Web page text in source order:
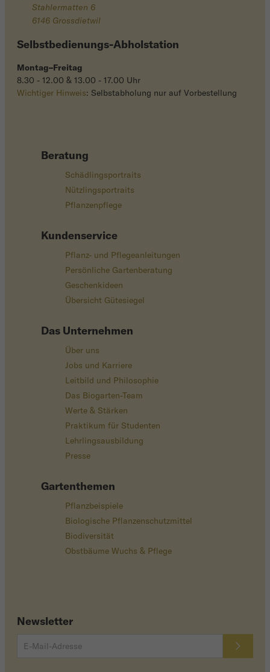
Beratung
Schädlingsportraits
Nützlingsportraits
Pflanzenpflege
Kundenservice
Pflanz- und Pflegeanleitungen
Persönliche Gartenberatung
Geschenkideen
Übersicht Gütesiegel
Das Unternehmen
Über uns
Jobs und Karriere
Leitbild und Philosophie
Das Biogarten-Team
Werte & Stärken
Praktikum für Studenten
Lehrlingsausbildung
Presse
Gartenthemen
Pflanzbeispiele
Biologische Pflanzenschutzmittel
Biodiversität
Obstbäume Wuchs & Pflege
Newsletter
Stahlermatten 6
6146 Grossdietwil
Selbstbedienungs-Abholstation
Montag–Freitag
8.30 - 12.00 & 13.00 - 17.00 Uhr
Wichtiger Hinweis: Selbstabholung nur auf Vorbestellung